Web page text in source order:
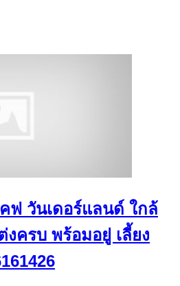
ฟ วันเดอร์แลนด์ ใกล้
ครบ พร้อมอยู่ เลี้ยง